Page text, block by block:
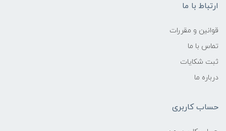
ارتباط با ما
قوانین و مقررات
تماس با ما
ثبت شکایات
درباره ما
حساب کاربری